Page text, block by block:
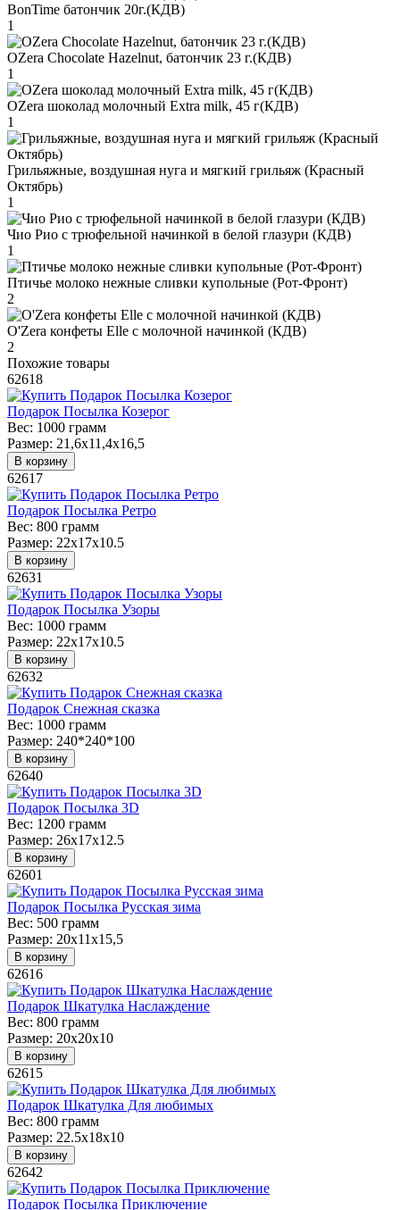
BonTime батончик 20г.(КДВ)
1
OZera Chocolate Hazelnut, батончик 23 г.(КДВ)
1
OZera шоколад молочный Extra milk, 45 г(КДВ)
1
Грильяжные, воздушная нуга и мягкий грильяж (Красный
Октябрь)
1
Чио Рио с трюфельной начинкой в белой глазури (КДВ)
1
Птичье молоко нежные сливки купольные (Рот-Фронт)
2
O'Zera конфеты Elle с молочной начинкой (КДВ)
2
Похожие товары
62618
Подарок Посылка Козерог
Вес: 1000 грамм
Размер: 21,6x11,4x16,5
В корзину
62617
Подарок Посылка Ретро
Вес: 800 грамм
Размер: 22х17х10.5
В корзину
62631
Подарок Посылка Узоры
Вес: 1000 грамм
Размер: 22х17х10.5
В корзину
62632
Подарок Снежная сказка
Вес: 1000 грамм
Размер: 240*240*100
В корзину
62640
Подарок Посылка 3D
Вес: 1200 грамм
Размер: 26х17х12.5
В корзину
62601
Подарок Посылка Русская зима
Вес: 500 грамм
Размер: 20х11х15,5
В корзину
62616
Подарок Шкатулка Наслаждение
Вес: 800 грамм
Размер: 20х20х10
В корзину
62615
Подарок Шкатулка Для любимых
Вес: 800 грамм
Размер: 22.5x18x10
В корзину
62642
Подарок Посылка Приключение